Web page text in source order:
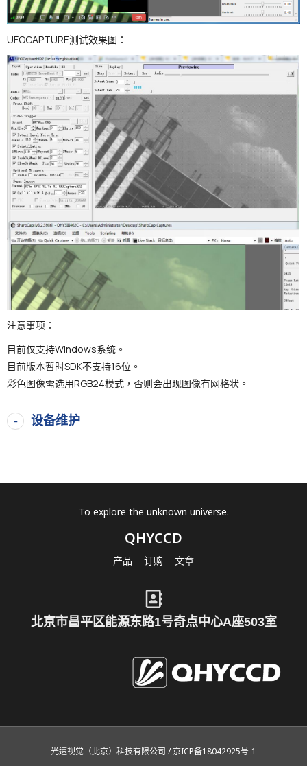
UFOCAPTURE测试效果图：
注意事项：
目前仅支持Windows系统。
目前版本暂时SDK不支持16位。
彩色图像需选用RGB24模式，否则会出现图像有网格状。
设备维护
To explore the unknown universe.
QHYCCD
产品 订购 文章
北京市昌平区能源东路1号奇点中心A座503室
光速视觉（北京）科技有限公司 / 京ICP备18042925号-1